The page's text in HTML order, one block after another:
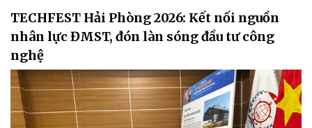
TECHFEST Hải Phòng 2026: Kết nối nguồn
nhân lực ĐMST, đón làn sóng đầu tư công
nghệ